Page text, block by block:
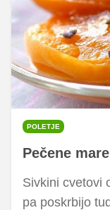
POLETJE
Pečene
Sivkini cvetovi
pa poskrbijo